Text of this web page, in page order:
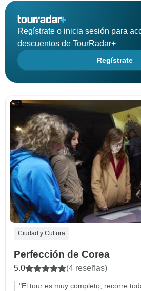
Regístrate o inicia sesión para
descuentos de TourRadar+
Regístrate
Ciudad y Cultura
Perfección de Corea
5.0 (4 reseñas)
"El tour es muy completo, recorre